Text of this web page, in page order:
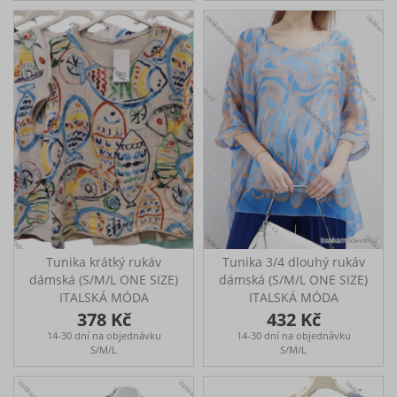
Tunika krátký rukáv
dámská (S/M/L ONE SIZE)
ITALSKÁ MÓDA
IMPLI2500503
378 Kč
14-30 dní na objednávku
S/M/L
Tunika 3/4 dlouhý rukáv
dámská (S/M/L ONE SIZE)
ITALSKÁ MÓDA
IMPLI254566
432 Kč
14-30 dní na objednávku
S/M/L